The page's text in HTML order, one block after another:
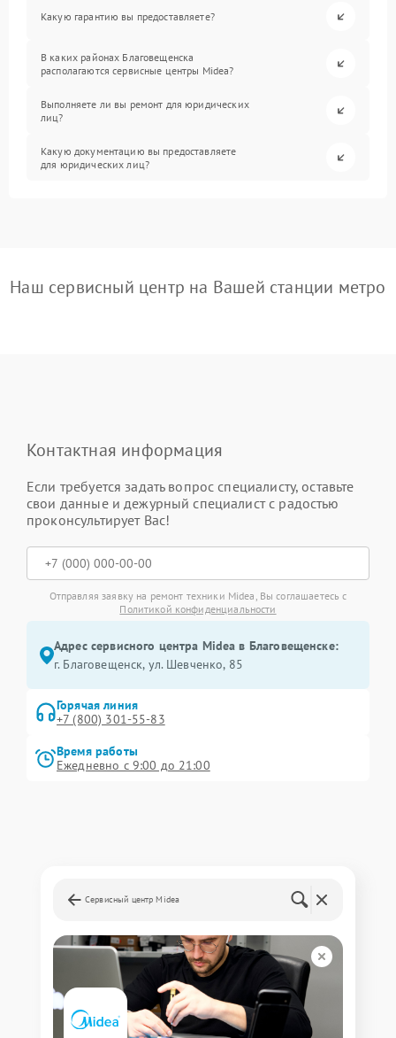
Какую гарантию вы предоставляете?
В каких районах Благовещенска
располагаются сервисные центры Midea?
Выполняете ли вы ремонт для юридических
лиц?
Какую документацию вы предоставляете
для юридических лиц?
Наш сервисный центр на Вашей станции метро
Контактная информация
Если требуется задать вопрос специалисту, оставьте
свои данные и дежурный специалист с радостью
проконсультирует Вас!
Отправляя заявку на ремонт техники Midea, Вы соглашаетесь с
Политикой конфиденциальности
Адрес сервисного центра Midea в Благовещенске:
г. Благовещенск, ул. Шевченко, 85
Горячая линия
+7 (800) 301-55-83
Время работы
Ежедневно с 9:00 до 21:00
Сервисный центр Midea